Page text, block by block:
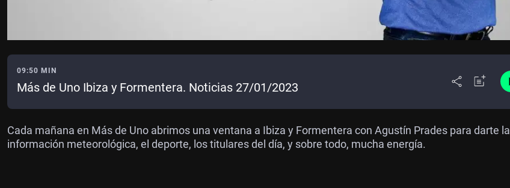
09:50 MIN
Más de Uno Ibiza y Formentera. Noticias 27/01/2023
Cada mañana en Más de Uno abrimos una ventana a Ibiza y Formentera con Agustín Prades para darte la
información meteorológica, el deporte, los titulares del día, y sobre todo, mucha energía.